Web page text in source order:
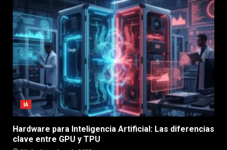
IA
Hardware para Inteligencia Artificial: Las diferencias
clave entre GPU y TPU